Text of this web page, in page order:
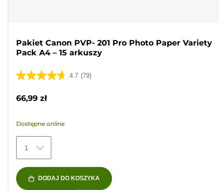
Pakiet Canon PVP- 201 Pro Photo Paper Variety
Pack A4 – 15 arkuszy
4.7 (79)
4.7
5
79
Recenzji
66,99 zł
Dostępne online
1
DODAJ DO KOSZYKA